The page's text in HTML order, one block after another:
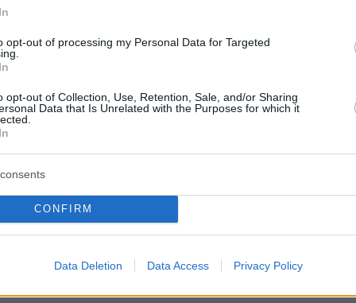
opt-out of processing my Personal Data for Targeted
opt-out of Collection, Use, Retention, Sale, and/or Sharing
Data that Is Unrelated with the Purposes for which it
CONFIRM
Data Deletion Data Access Privacy Policy
τα θεσμικά όργανα της Δημοκρατίας μας
πάντα σε αυτούς που προσπαθούν να
Σύνταγμά μας εκ των ένδον. Αλλά τα
ισχυρά μόνον όταν αυτοί που κατέχουν
στο Σύνταγμα"
με τις εβδομάδες πριν από τις εκλογές
συνέλεξε η επιτροπή ότι ο Τραμπ σκόπευε
τα αποτελέσματα.